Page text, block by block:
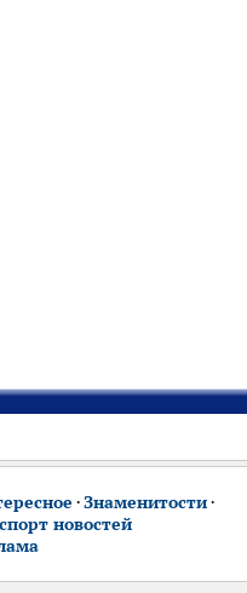
·Знаменитости·
новостей